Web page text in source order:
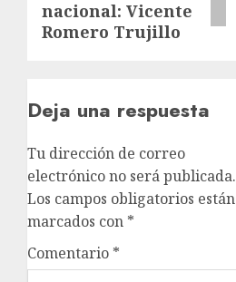
nacional: Vicente
Romero Trujillo
Deja una respuesta
Tu dirección de correo
electrónico no será publicada.
Los campos obligatorios están
marcados con *
Comentario *